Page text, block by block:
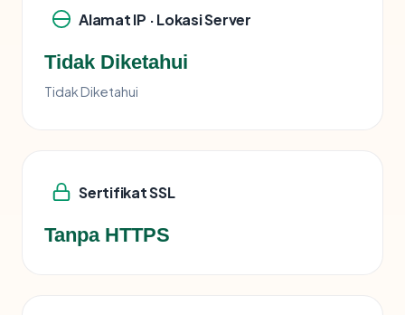
Alamat IP · Lokasi Server
Tidak Diketahui
Tidak Diketahui
Sertifikat SSL
Tanpa HTTPS